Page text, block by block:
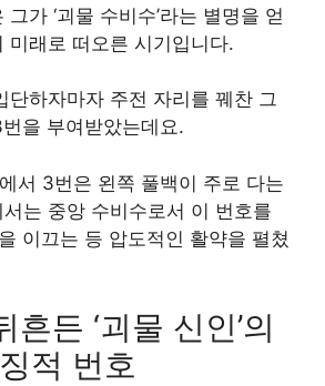
가 ‘괴물 수비수’라는 별명을 얻
미래로 떠오른 시기입니다.
단하자마자 주전 자리를 꿰찬 그
을 부여받았는데요.
서 3번은 왼쪽 풀백이 주로 다는
는 중앙 수비수로서 이 번호를
이끄는 등 압도적인 활약을 펼쳤
흔든 ‘괴물 신인’의
적 번호